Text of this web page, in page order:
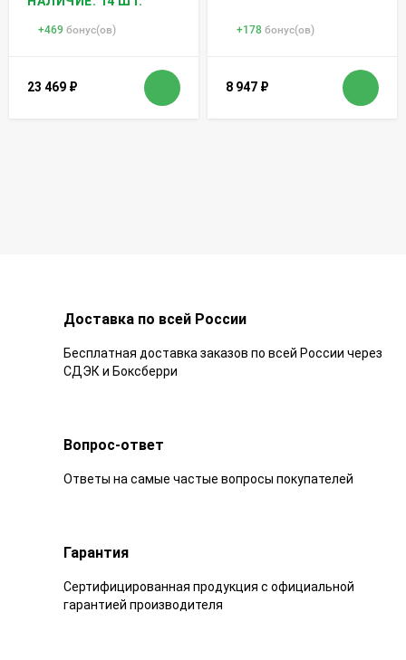
+469 бонус(ов)
23 469 ₽
+178 бонус(ов)
8 947 ₽
Доставка по всей России
Бесплатная доставка заказов по всей России через
СДЭК и Боксберри
Вопрос-ответ
Ответы на самые частые вопросы покупателей
Гарантия
Сертифицированная продукция с официальной
гарантией производителя